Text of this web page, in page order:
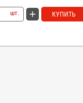
шт. КУПИТЬ